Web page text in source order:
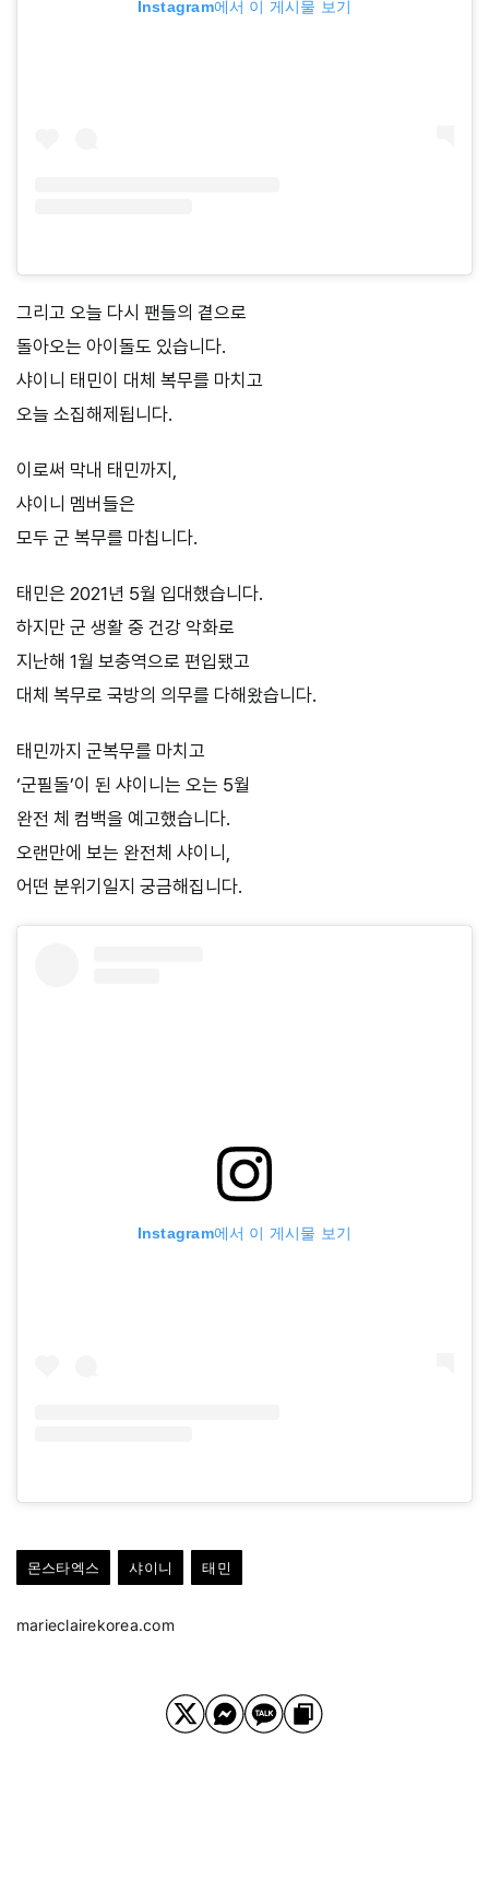
Instagram에서 이 게시물 보기
그리고 오늘 다시 팬들의 곁으로
돌아오는 아이돌도 있습니다.
샤이니 태민이 대체 복무를 마치고
오늘 소집해제됩니다.
이로써 막내 태민까지,
샤이니 멤버들은
모두 군 복무를 마칩니다.
태민은 2021년 5월 입대했습니다.
하지만 군 생활 중 건강 악화로
지난해 1월 보충역으로 편입됐고
대체 복무로 국방의 의무를 다해왔습니다.
태민까지 군복무를 마치고
‘군필돌’이 된 샤이니는 오는 5월
완전 체 컴백을 예고했습니다.
오랜만에 보는 완전체 샤이니,
어떤 분위기일지 궁금해집니다.
Instagram에서 이 게시물 보기
몬스타엑스 샤이니 태민
marieclairekorea.com